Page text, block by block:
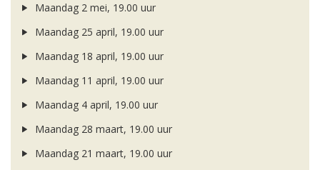
Maandag 2 mei, 19.00 uur
Maandag 25 april, 19.00 uur
Maandag 18 april, 19.00 uur
Maandag 11 april, 19.00 uur
Maandag 4 april, 19.00 uur
Maandag 28 maart, 19.00 uur
Maandag 21 maart, 19.00 uur